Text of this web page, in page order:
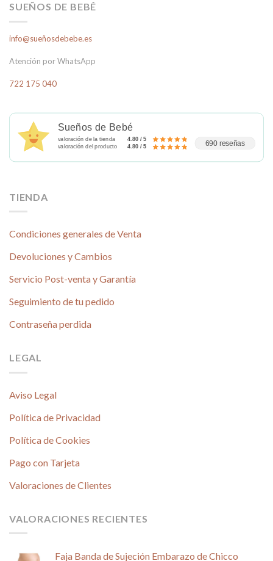
SUEÑOS DE BEBÉ
info@sueñosdebebe.es
Atención por WhatsApp
722 175 040
Sueños de Bebé
valoración de la tienda
4.80 / 5
valoración del producto
4.80 / 5 690 reseñas
TIENDA
Condiciones generales de Venta
Devoluciones y Cambios
Servicio Post-venta y Garantía
Seguimiento de tu pedido
Contraseña perdida
LEGAL
Aviso Legal
Política de Privacidad
Política de Cookies
Pago con Tarjeta
Valoraciones de Clientes
VALORACIONES RECIENTES
Faja Banda de Sujeción Embarazo de Chicco